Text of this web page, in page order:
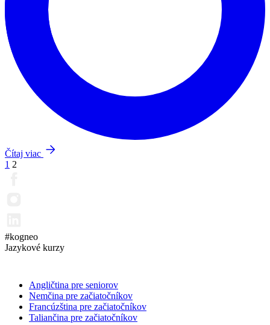
Čítaj viac
Stránkovanie
1 2
#kogneo
Jazykové kurzy
Angličtina pre seniorov
Nemčina pre začiatočníkov
Francúzština pre začiatočníkov
Taliančina pre začiatočníkov